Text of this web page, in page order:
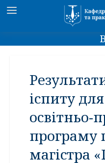
іспиту
освітньо-
програму
магістра